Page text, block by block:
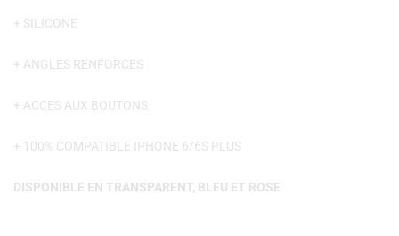
+ SILICONE
+ ANGLES RENFORCES
+ ACCES AUX BOUTONS
+ 100% COMPATIBLE IPHONE 6/6S PLUS
DISPONIBLE EN TRANSPARENT, BLEU ET ROSE